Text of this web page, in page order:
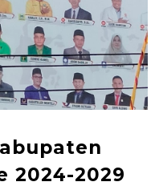
2024-2029